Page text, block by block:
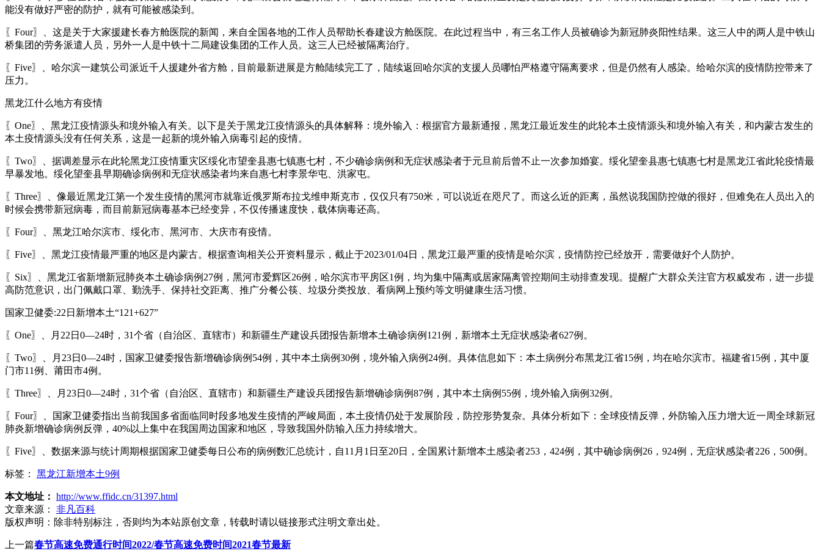
能没有做好严密的防护，就有可能被感染到。
〖Four〗、这是关于大家援建长春方舱医院的新闻，来自全国各地的工作人员帮助长春建设方舱医院。在此过程当中，有三名工作人员被确诊为新冠肺炎阳性结果。这三人中的两人是中铁山
桥集团的劳务派遣人员，另外一人是中铁十二局建设集团的工作人员。这三人已经被隔离治疗。
〖Five〗、哈尔滨一建筑公司派近千人援建外省方舱，目前最新进展是方舱陆续完工了，陆续返回哈尔滨的支援人员哪怕严格遵守隔离要求，但是仍然有人感染。给哈尔滨的疫情防控带来了
压力。
黑龙江什么地方有疫情
〖One〗、黑龙江疫情源头和境外输入有关。以下是关于黑龙江疫情源头的具体解释：境外输入：根据官方最新通报，黑龙江最近发生的此轮本土疫情源头和境外输入有关，和内蒙古发生的
本土疫情源头没有任何关系，这是一起新的境外输入病毒引起的疫情。
〖Two〗、据调差显示在此轮黑龙江疫情重灾区绥化市望奎县惠七镇惠七村，不少确诊病例和无症状感染者于元旦前后曾不止一次参加婚宴。绥化望奎县惠七镇惠七村是黑龙江省此轮疫情最
早暴发地。绥化望奎县早期确诊病例和无症状感染者均来自惠七村李景华屯、洪家屯。
〖Three〗、像最近黑龙江第一个发生疫情的黑河市就靠近俄罗斯布拉戈维申斯克市，仅仅只有750米，可以说近在咫尺了。而这么近的距离，虽然说我国防控做的很好，但难免在人员出入的
时候会携带新冠病毒，而目前新冠病毒基本已经变异，不仅传播速度快，载体病毒还高。
〖Four〗、黑龙江哈尔滨市、绥化市、黑河市、大庆市有疫情。
〖Five〗、黑龙江疫情最严重的地区是内蒙古。根据查询相关公开资料显示，截止于2023/01/04日，黑龙江最严重的疫情是哈尔滨，疫情防控已经放开，需要做好个人防护。
〖Six〗、黑龙江省新增新冠肺炎本土确诊病例27例，黑河市爱辉区26例，哈尔滨市平房区1例，均为集中隔离或居家隔离管控期间主动排查发现。提醒广大群众关注官方权威发布，进一步提
高防范意识，出门佩戴口罩、勤洗手、保持社交距离、推广分餐公筷、垃圾分类投放、看病网上预约等文明健康生活习惯。
国家卫健委:22日新增本土“121+627”
〖One〗、月22日0—24时，31个省（自治区、直辖市）和新疆生产建设兵团报告新增本土确诊病例121例，新增本土无症状感染者627例。
〖Two〗、月23日0—24时，国家卫健委报告新增确诊病例54例，其中本土病例30例，境外输入病例24例。具体信息如下：本土病例分布黑龙江省15例，均在哈尔滨市。福建省15例，其中厦
门市11例、莆田市4例。
〖Three〗、月23日0—24时，31个省（自治区、直辖市）和新疆生产建设兵团报告新增确诊病例87例，其中本土病例55例，境外输入病例32例。
〖Four〗、国家卫健委指出当前我国多省面临同时段多地发生疫情的严峻局面，本土疫情仍处于发展阶段，防控形势复杂。具体分析如下：全球疫情反弹，外防输入压力增大近一周全球新冠
肺炎新增确诊病例反弹，40%以上集中在我国周边国家和地区，导致我国外防输入压力持续增大。
〖Five〗、数据来源与统计周期根据国家卫健委每日公布的病例数汇总统计，自11月1日至20日，全国累计新增本土感染者253，424例，其中确诊病例26，924例，无症状感染者226，500例。
标签： 黑龙江新增本土9例
本文地址： http://www.ffidc.cn/31397.html
文章来源：
非凡百科
版权声明： 除非特别标注，否则均为本站原创文章，转载时请以链接形式注明文章出处。
上一篇春节高速免费通行时间2022/春节高速免费时间2021春节最新